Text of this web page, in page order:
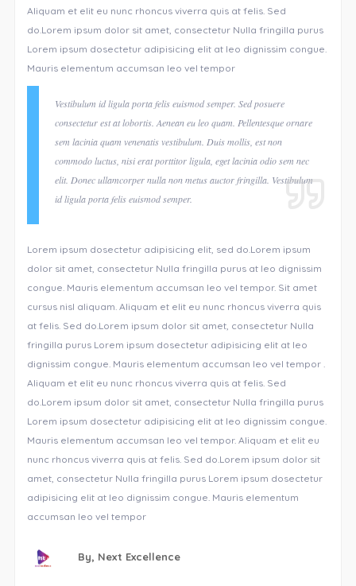
Aliquam et elit eu nunc rhoncus viverra quis at felis. Sed
do.Lorem ipsum dolor sit amet, consectetur Nulla fringilla purus
Lorem ipsum dosectetur adipisicing elit at leo dignissim congue.
Mauris elementum accumsan leo vel tempor
Vestibulum id ligula porta felis euismod semper. Sed posuere
consectetur est at lobortis. Aenean eu leo quam. Pellentesque ornare
sem lacinia quam venenatis vestibulum. Duis mollis, est non
commodo luctus, nisi erat porttitor ligula, eget lacinia odio sem nec
elit. Donec ullamcorper nulla non metus auctor fringilla. Vestibulum
id ligula porta felis euismod semper.
Lorem ipsum dosectetur adipisicing elit, sed do.Lorem ipsum
dolor sit amet, consectetur Nulla fringilla purus at leo dignissim
congue. Mauris elementum accumsan leo vel tempor. Sit amet
cursus nisl aliquam. Aliquam et elit eu nunc rhoncus viverra quis
at felis. Sed do.Lorem ipsum dolor sit amet, consectetur Nulla
fringilla purus Lorem ipsum dosectetur adipisicing elit at leo
dignissim congue. Mauris elementum accumsan leo vel tempor .
Aliquam et elit eu nunc rhoncus viverra quis at felis. Sed
do.Lorem ipsum dolor sit amet, consectetur Nulla fringilla purus
Lorem ipsum dosectetur adipisicing elit at leo dignissim congue.
Mauris elementum accumsan leo vel tempor. Aliquam et elit eu
nunc rhoncus viverra quis at felis. Sed do.Lorem ipsum dolor sit
amet, consectetur Nulla fringilla purus Lorem ipsum dosectetur
adipisicing elit at leo dignissim congue. Mauris elementum
accumsan leo vel tempor
By, Next Excellence